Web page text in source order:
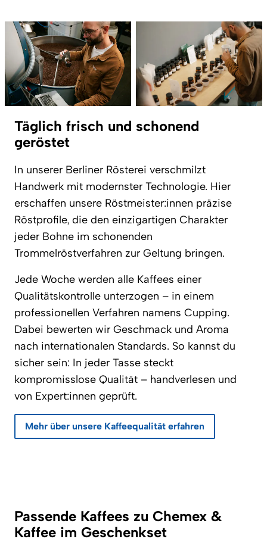
Täglich frisch und schonend
geröstet
In unserer Berliner Rösterei verschmilzt
Handwerk mit modernster Technologie. Hier
erschaffen unsere Röstmeister:innen präzise
Röstprofile, die den einzigartigen Charakter
jeder Bohne im schonenden
Trommelröstverfahren zur Geltung bringen.
Jede Woche werden alle Kaffees einer
Qualitätskontrolle unterzogen – in einem
professionellen Verfahren namens Cupping.
Dabei bewerten wir Geschmack und Aroma
nach internationalen Standards. So kannst du
sicher sein: In jeder Tasse steckt
kompromisslose Qualität – handverlesen und
von Expert:innen geprüft.
Mehr über unsere Kaffeequalität erfahren
Passende Kaffees zu Chemex &
Kaffee im Geschenkset